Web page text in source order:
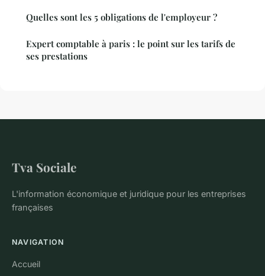
Quelles sont les 5 obligations de l'employeur ?
Expert comptable à paris : le point sur les tarifs de
ses prestations
Tva Sociale
L'information économique et juridique pour les entreprises
françaises
NAVIGATION
Accueil